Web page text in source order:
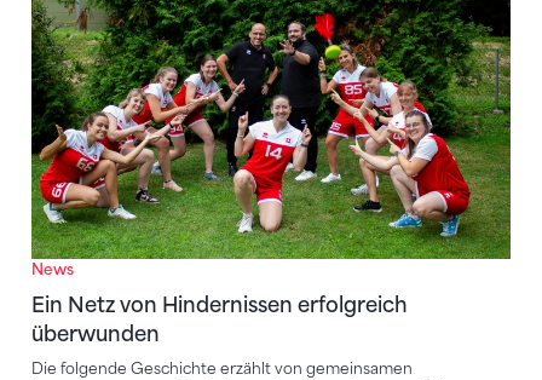
News
Ein Netz von Hindernissen erfolgreich
überwunden
Die folgende Geschichte erzählt von gemeinsamen